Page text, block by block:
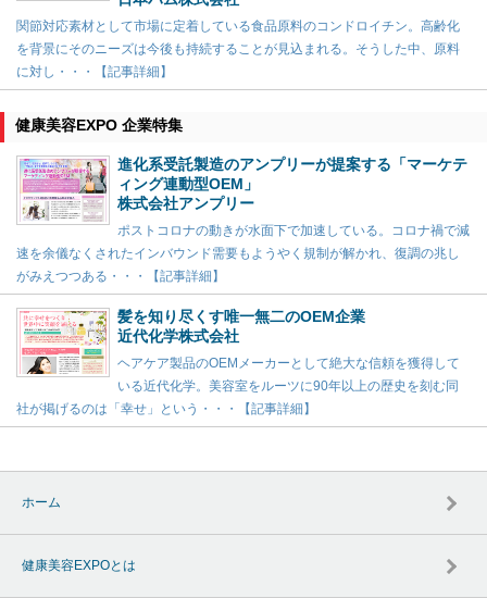
関節対応素材として市場に定着している食品原料のコンドロイチン。高齢化
を背景にそのニーズは今後も持続することが見込まれる。そうした中、原料
に対し・・・【記事詳細】
健康美容EXPO 企業特集
進化系受託製造のアンプリーが提案する「マーケテ
ィング連動型OEM」
株式会社アンプリー
ポストコロナの動きが水面下で加速している。コロナ禍で減
速を余儀なくされたインバウンド需要もようやく規制が解かれ、復調の兆し
がみえつつある・・・【記事詳細】
髪を知り尽くす唯一無二のOEM企業
近代化学株式会社
ヘアケア製品のOEMメーカーとして絶大な信頼を獲得して
いる近代化学。美容室をルーツに90年以上の歴史を刻む同
社が掲げるのは「幸せ」という・・・【記事詳細】
ホーム
健康美容EXPOとは